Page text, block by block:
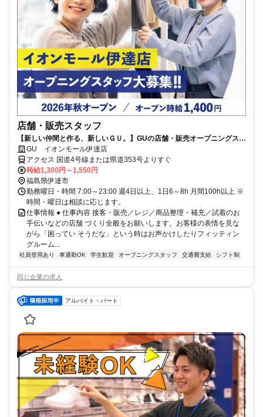
店舗・販売スタッフ
【新しい仲間と作る、新しいＧＵ。】GUの店舗・販売オープニングスタ
ッフを募集します！
GU イオンモール伊達店
アクセス 国道4号線または県道353号よりすぐ
時給1,300円～1,550円
福島県伊達市
勤務曜日・時間 7:00～23:00 週4日以上、1日6～8h 月間100h以上 ※
時間・曜日は相談に応じます。
仕事情報 ● 仕事内容 接客・販売／レジ／商品整理・補充／試着のお
手伝いなどの店舗 づくり全般をお願いします。お客様の表情を見な
がら「困ってい そうだな」という時はお声かけしたりフィッティン
グルーム...
社員登用あり 車通勤OK 学生歓迎 オープニングスタッフ 交通費支給 シフト制
同じ企業の求人
アルバイト・パート